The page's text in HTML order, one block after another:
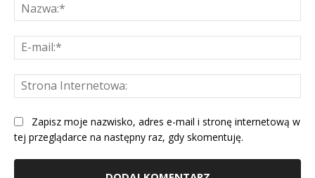
Zapisz moje nazwisko, adres e-mail i stronę internetową w
tej przeglądarce na następny raz, gdy skomentuję.